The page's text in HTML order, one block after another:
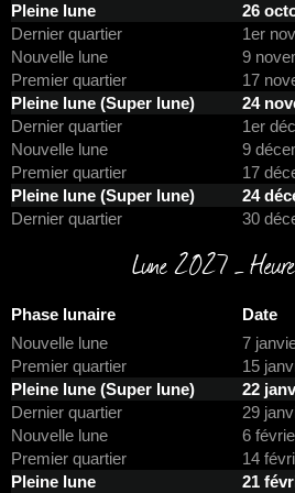
Pleine lune
26
Dernier quartier
1er
Nouvelle lune
9
Premier quartier
17
Pleine lune (Super lune)
24
Dernier quartier
1er
Nouvelle lune
9
Premier quartier
17
Pleine lune (Super lune)
24
Dernier quartier
30
Lune 2027 –
Phase lunaire Date
Nouvelle lune
7
Premier quartier
15
Pleine lune (Super lune)
22
Dernier quartier
29
Nouvelle lune
6
Premier quartier
14
Pleine lune
21